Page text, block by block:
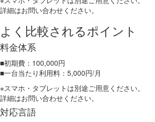
詳細はお問い合わせください。
よく比較されるポイント
料金体系
■初期費：100,000円
■一台当たり利用料：5,000円/月
※スマホ・タブレットは別途ご用意ください。
詳細はお問い合わせください。
対応言語